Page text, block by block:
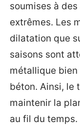
soumises à
extrêmes. Les
dilatation que
saisons sont
métallique
béton. Ainsi, le
maintenir la
au fil du temps.